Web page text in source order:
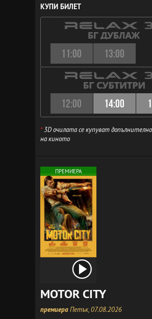
КУПИ БИЛЕТ
11:00 13:00
12:00 14:00
*3D очилата се купуват
на киното
ПРЕМИЕРА
MOTOR CITY
премиераПетък, 07.08.2026